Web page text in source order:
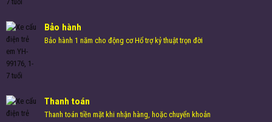
Bảo hành
Bảo hành 1 năm cho động cơ Hổ trợ kỷ thuật trọn đời
Thanh toán
Thanh toán tiền mặt khi nhận hàng, hoặc chuyển khoản